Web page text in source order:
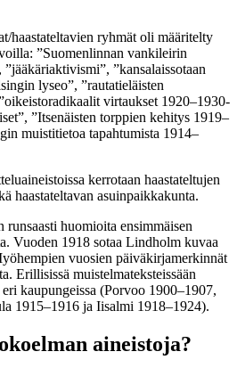
haastateltavien ryhmät oli määritelty
”Suomenlinnan vankileirin
”kansalaissotaan
lyseo”, ”rautatieläisten
virtaukset 1920–1930-
”Itsenäisten torppien kehitys 1919–
muistitietoa tapahtumista 1914–
kerrotaan haastateltujen
haastateltavan asuinpaikkakunta.
huomioita ensimmäisen
Vuoden 1918 sotaa Lindholm kuvaa
vuosien päiväkirjamerkinnät
Erillisissä muistelmateksteissään
kaupungeissa (Porvoo 1900–1907,
1915–1916 ja Iisalmi 1918–1924).
aineistoja?